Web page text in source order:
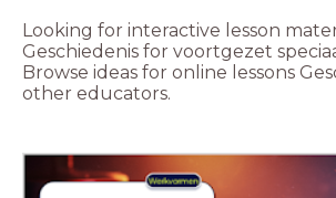
Looking for interactive lesson
Geschiedenis for voortgezet
Browse ideas for online lessons
other educators.